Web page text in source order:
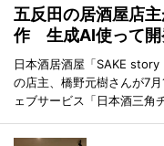
五反田の居酒屋店
作 生成AI使って開
日本酒居酒屋「SAKE story
の店主、橋野元樹さんが7
ェブサービス「日本酒三角